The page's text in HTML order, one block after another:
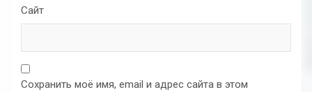
Сайт
Сохранить моё имя, email и адрес сайта в этом